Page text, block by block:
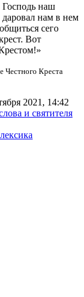
Господь наш
нам в нем
сего
Вот
Честного Креста
2021, 14:42
и святителя